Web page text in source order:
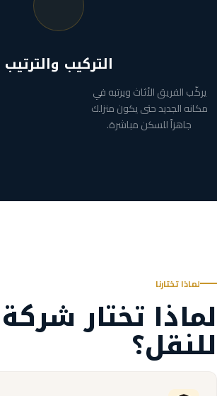
التركيب والترتيب
يركّب الفريق الأثاث ويرتبه في
مكانه الجديد حتى يكون منزلك
جاهزاً للسكن مباشرة.
لماذا تختارنا
لماذا تختار
للنقل؟